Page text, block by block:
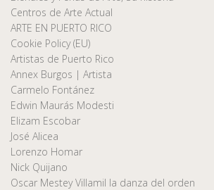
Centros de Arte Actual
ARTE EN PUERTO RICO
Cookie Policy (EU)
Artistas de Puerto Rico
Annex Burgos | Artista
Carmelo Fontánez
Edwin Maurás Modesti
Elizam Escobar
José Alicea
Lorenzo Homar
Nick Quijano
Oscar Mestey Villamil la danza del orden